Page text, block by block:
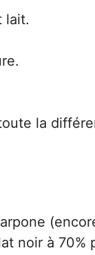
lait.
la
noir à 70%